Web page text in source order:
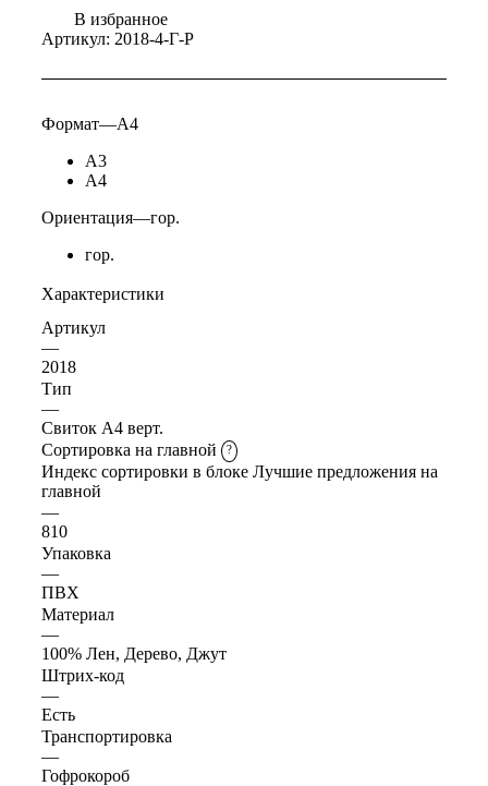
В избранное
Артикул: 2018-4-Г-Р
Формат—А4
А3
А4
Ориентация—гор.
гор.
Характеристики
Артикул
—
2018
Тип
—
Свиток А4 верт.
Сортировка на главной
?
Индекс сортировки в блоке Лучшие предложения на
главной
—
810
Упаковка
—
ПВХ
Материал
—
100% Лен, Дерево, Джут
Штрих-код
—
Есть
Транспортировка
—
Гофрокороб